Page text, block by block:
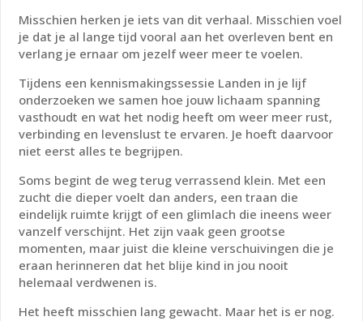
Misschien herken je iets van dit verhaal. Misschien voel
je dat je al lange tijd vooral aan het overleven bent en
verlang je ernaar om jezelf weer meer te voelen.
Tijdens een kennismakingssessie Landen in je lijf
onderzoeken we samen hoe jouw lichaam spanning
vasthoudt en wat het nodig heeft om weer meer rust,
verbinding en levenslust te ervaren. Je hoeft daarvoor
niet eerst alles te begrijpen.
Soms begint de weg terug verrassend klein. Met een
zucht die dieper voelt dan anders, een traan die
eindelijk ruimte krijgt of een glimlach die ineens weer
vanzelf verschijnt. Het zijn vaak geen grootse
momenten, maar juist die kleine verschuivingen die je
eraan herinneren dat het blije kind in jou nooit
helemaal verdwenen is.
Het heeft misschien lang gewacht. Maar het is er nog.